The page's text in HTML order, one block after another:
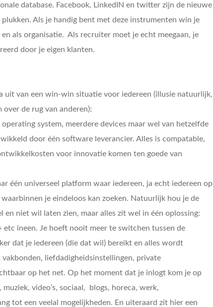
database. Facebook, LinkedIN en twitter zijn de nieuwe
Als je handig bent met deze instrumenten win je
als organisatie. Als recruiter moet je echt meegaan, je
door je eigen klanten.
uit van een win-win situatie voor iedereen (illusie natuurlijk,
de rug van anderen):
system, meerdere devices maar wel van hetzelfde
door één software leverancier. Alles is compatable,
voor innovatie komen ten goede van
één universeel platform waar iedereen, ja echt iedereen op
waarbinnen je eindeloos kan zoeken. Natuurlijk hou je de
niet wil laten zien, maar alles zit wel in één oplossing:
ineen. Je hoeft nooit meer te switchen tussen de
dat je iedereen (die dat wil) bereikt en alles wordt
liefdadigheidsinstellingen, private
op het net. Op het moment dat je inlogt kom je op
video’s, sociaal, blogs, horeca, werk,
tot een veelal mogelijkheden. En uiteraard zit hier een